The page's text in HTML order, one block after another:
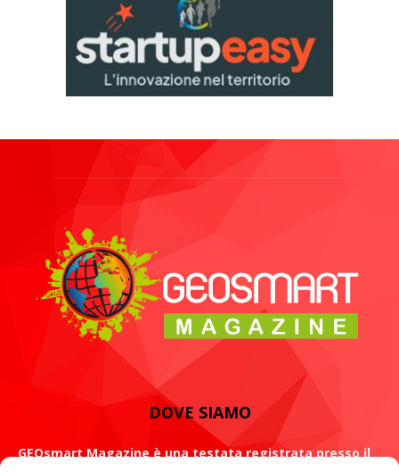
DOVE SIAMO
GEOsmart Magazine è una testata registrata presso il